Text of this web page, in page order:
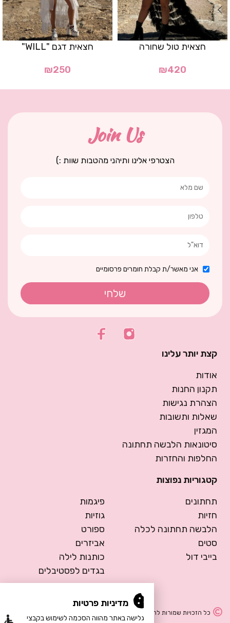
חצאית טול שחורה
₪420
חצאית דגם "WILL"
₪250
Join Us
הצטרפי אלינו ותיהני מהטבות שוות :)
אני מאשר/ת קבלת חומרים פרסומיים
שלחי
קצת יותר עלינו
אודות
תקנון החנות
הצהרת נגישות
שאלות ותשובות
המגזין
סיטונאות הלבשה תחתונה
החלפות והחזרות
קטגוריות נפוצות
תחתונים
חזיות
הלבשה תחתונה לכלה
סטים
בייבי דול
פיגמות
גוזיות
ספורט
אביזרים
כותנות לילה
בגדים לפסטיבלים
כל הזכויות שמורות להרמוסה – הלבשה תחתונה
מדיניות פרטיות
הגלישה באתר מהווה הסכמה לשימוש בקבצי